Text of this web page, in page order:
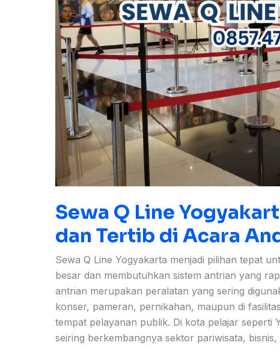
Sewa Q Line
dan Tertib di Acara
Sewa Q Line Yogyakarta menjadi pilihan tepat
besar dan membutuhkan sistem antrian yang
antrian merupakan peralatan yang sering
konser, pameran, pernikahan, maupun di
tempat pelayanan publik. Di kota pelajar seperti
seiring berkembangnya sektor pariwisata, bisnis,
di
Acara
Anda